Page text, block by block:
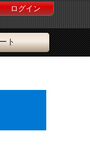
ログイン
ト